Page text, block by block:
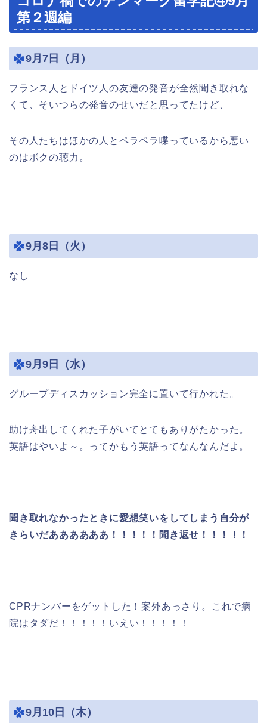
第２週編
9月7日（月）
フランス人とドイツ人の友達の発音が全然聞き取れな
くて、そいつらの発音のせいだと思ってたけど、
その人たちはほかの人とペラペラ喋っているから悪い
のはボクの聴力。
9月8日（火）
なし
9月9日（水）
グループディスカッション完全に置いて行かれた。
助け舟出してくれた子がいてとてもありがたかった。
英語はやいよ～。ってかもう英語ってなんなんだよ。
聞き取れなかったときに愛想笑いをしてしまう自分が
きらいだああああああ！！！！！聞き返せ！！！！！
CPRナンバーをゲットした！案外あっさり。これで病
院はタダだ！！！！！いえい！！！！！
9月10日（木）